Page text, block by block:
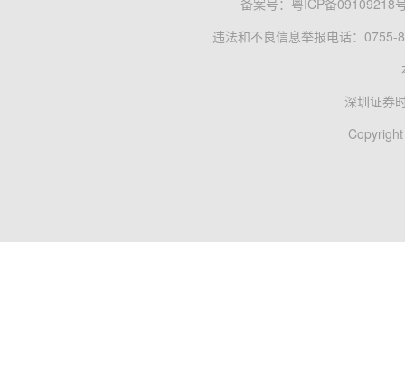
备案号： 粤ICP备09109218
违法和不良信息举报电话：0755-
深圳证券